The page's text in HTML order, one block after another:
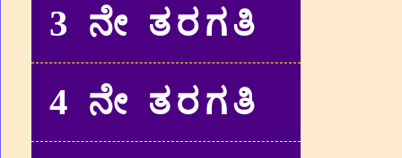
3 ನೇ ತರಗತಿ
4 ನೇ ತರಗತಿ